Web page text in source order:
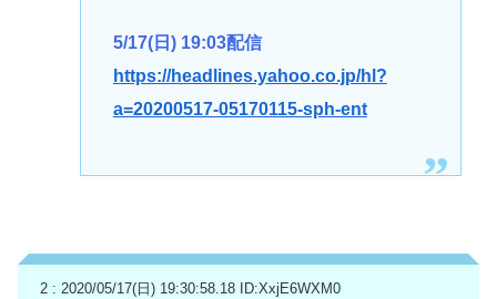
5/17(日) 19:03配信
https://headlines.yahoo.co.jp/hl?
a=20200517-05170115-sph-ent
2 : 2020/05/17(日) 19:30:58.18 ID:XxjE6WXM0